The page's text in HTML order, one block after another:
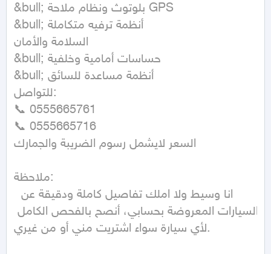
&bull; بلوتوث ونظام ملاحة GPS
&bull; أنظمة ترفيه متكاملة
السلامة والأمان
&bull; حساسات أمامية وخلفية
&bull; أنظمة مساعدة للسائق
للتواصل:
📞 0555665761
📞 0555665716
السعر لايشمل رسوم الضريبة والجمارك
ملاحظة:
لأي سيارة سواء اشتريت مني أو من غيري.